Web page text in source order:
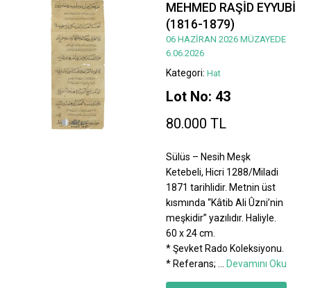
MEHMED RAŞİD EYYUBİ
(1816-1879)
06 HAZİRAN 2026 MÜZAYEDE
6.06.2026
Kategori: Hat
Lot No: 43
80.000 TL
Sülüs – Nesih Meşk
Ketebeli, Hicri 1288/Miladi
1871 tarihlidir. Metnin üst
kısmında “Kâtib Ali Ûzni’nin
meşkidir” yazılıdır. Haliyle.
60 x 24 cm.
* Şevket Rado Koleksiyonu.
* Referans;
Devamını Oku